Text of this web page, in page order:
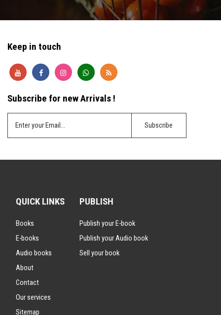
Keep in touch
Subscribe for new Arrivals !
QUICK LINKS
Books
E-books
Audio books
About
Contact
Our services
Sitemap
PUBLISH
Publish your E-book
Publish your Audio book
Sell your book